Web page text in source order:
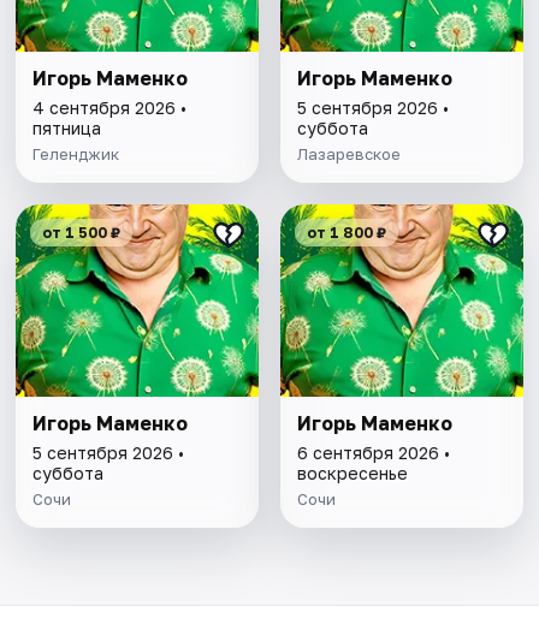
Игорь Маменко
4 сентября 2026 •
пятница
Геленджик
Игорь Маменко
5 сентября 2026 •
суббота
Лазаревское
от 1 500 ₽
Игорь Маменко
5 сентября 2026 •
суббота
Сочи
от 1 800 ₽
Игорь Маменко
6 сентября 2026 •
воскресенье
Сочи